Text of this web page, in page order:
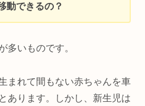
動できるの？
多いものです。
まれて間もない赤ちゃんを車
あります。しかし、新生児は